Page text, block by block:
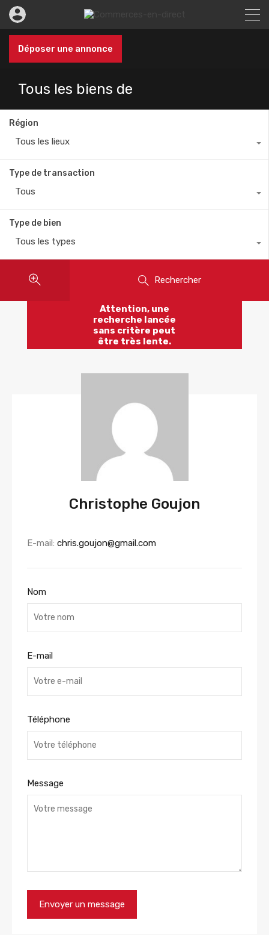
Déposer une annonce
Tous les biens de
Région
Tous les lieux
Type de transaction
Tous
Type de bien
Tous les types
Rechercher
Attention, une
recherche lancée
sans critère peut
être très lente.
Christophe Goujon
E-mail: chris.goujon@gmail.com
Nom
E-mail
Téléphone
Message